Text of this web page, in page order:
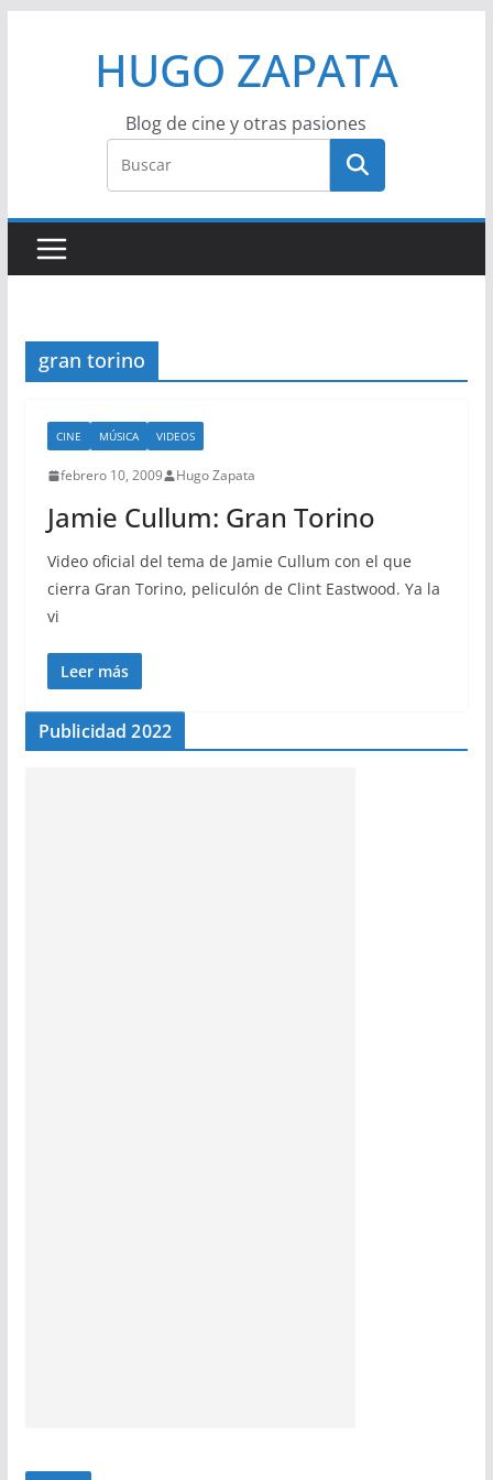
HUGO ZAPATA
Blog de cine y otras pasiones
gran torino
CINE MÚSICA VIDEOS
febrero 10, 2009 Hugo Zapata
Jamie Cullum: Gran Torino
Video oficial del tema de Jamie Cullum con el que
cierra Gran Torino, peliculón de Clint Eastwood. Ya la
vi
Leer más
Publicidad 2022